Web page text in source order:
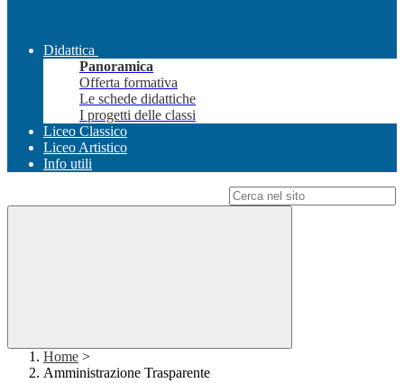
Didattica
Panoramica
Offerta formativa
Le schede didattiche
I progetti delle classi
Liceo Classico
Liceo Artistico
Info utili
Home >
Amministrazione Trasparente